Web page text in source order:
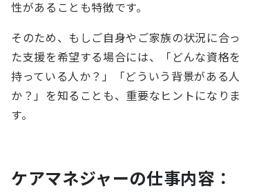
性があることも特徴です。
そのため、もしご自身やご家族の状況に合っ
た支援を希望する場合には、「どんな資格を
持っている人か？」「どういう背景がある人
か？」を知ることも、重要なヒントになりま
す。
ケアマネジャーの仕事内容：